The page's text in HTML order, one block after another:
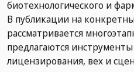
биотехнологического и
В публикации на
рассматривается
предлагаются
лицензирования, вех и